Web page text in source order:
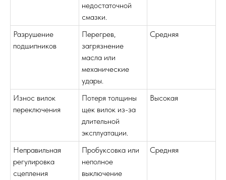
недостаточной
смазки.
Разрушение
подшипников
Перегрев,
загрязнение
масла или
механические
удары.
Средняя
Износ вилок
переключения
Потеря толщины
щек вилок из-за
длительной
эксплуатации.
Высокая
Неправильная
регулировка
сцепления
Пробуксовка или
неполное
выключение
Средняя